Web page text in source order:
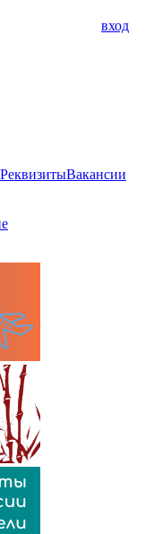
вход
РеквизитыВакансии